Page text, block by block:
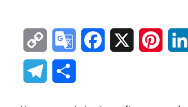
Copy
Link
GoogleFacebook
X
Telegram